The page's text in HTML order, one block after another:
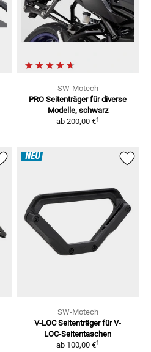
SW-Motech
PRO Seitenträger für diverse
Modelle, schwarz
ab 200,00 €1
NEU
SW-Motech
V-LOC Seitenträger für V-
LOC-Seitentaschen
ab 100,00 €1